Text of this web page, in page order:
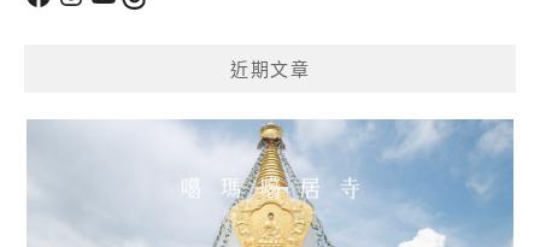
近期文章